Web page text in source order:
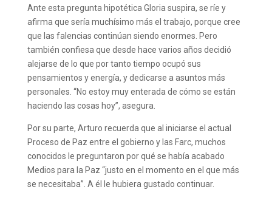
Ante esta pregunta hipotética Gloria suspira, se ríe y
afirma que sería muchísimo más el trabajo, porque cree
que las falencias continúan siendo enormes. Pero
también confiesa que desde hace varios años decidió
alejarse de lo que por tanto tiempo ocupó sus
pensamientos y energía, y dedicarse a asuntos más
personales. “No estoy muy enterada de cómo se están
haciendo las cosas hoy”, asegura.
Por su parte, Arturo recuerda que al iniciarse el actual
Proceso de Paz entre el gobierno y las Farc, muchos
conocidos le preguntaron por qué se había acabado
Medios para la Paz “justo en el momento en el que más
se necesitaba”. A él le hubiera gustado continuar.